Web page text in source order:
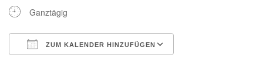
Ganztägig
ZUM KALENDER HINZUFÜGEN